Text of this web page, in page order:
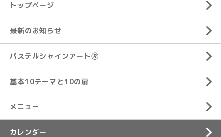
トップページ
最新のお知らせ
パステルシャインアート🄬
基本10テーマと10の扉
メニュー
カレンダー